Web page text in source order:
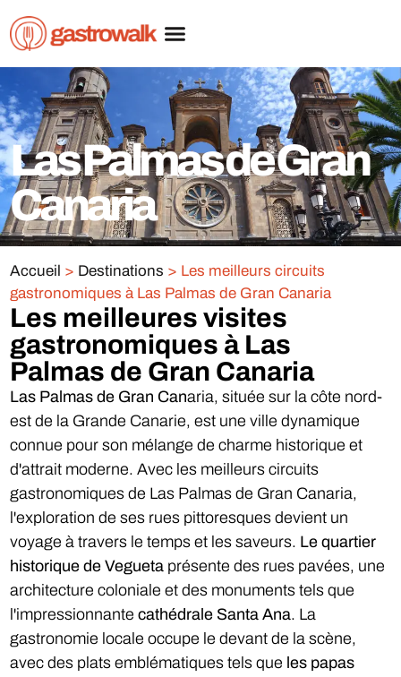
Las Palmas de Gran
Canaria
Accueil > Destinations > Les meilleurs circuits
gastronomiques à Las Palmas de Gran Canaria
Les meilleures visites
gastronomiques à Las
Palmas de Gran Canaria
Las Palmas de Gran Canaria, située sur la côte nord-
est de la Grande Canarie, est une ville dynamique
connue pour son mélange de charme historique et
d'attrait moderne. Avec les meilleurs circuits
gastronomiques de Las Palmas de Gran Canaria,
l'exploration de ses rues pittoresques devient un
voyage à travers le temps et les saveurs. Le quartier
historique de Vegueta présente des rues pavées, une
architecture coloniale et des monuments tels que
l'impressionnantecathédrale Santa Ana. La
gastronomie locale occupe le devant de la scène,
avec des plats emblématiques tels que les papas